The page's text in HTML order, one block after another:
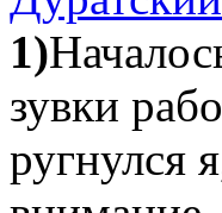
1)
зувки
ругнулся